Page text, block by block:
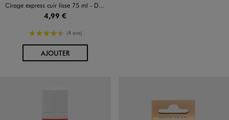
Cirage express cuir lisse 75 ml - De Clermont
4,99 €
4.5/5 de moyenne
(4 avis)
AJOUTERAU PANIER